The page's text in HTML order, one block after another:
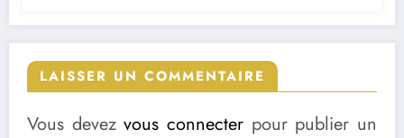
LAISSER UN COMMENTAIRE
Vous devezvous connecter pour publier un